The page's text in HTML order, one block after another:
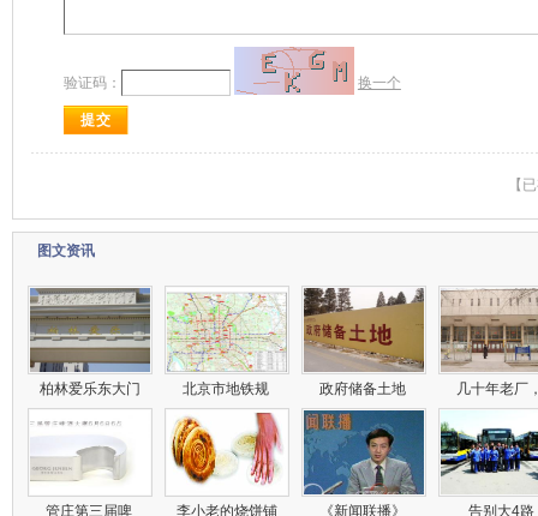
验证码： 换一个
【
图文资讯
柏林爱乐东大门 北京市地铁规 政府储备土地 几十年老厂
管庄第三届啤 李小老的烧饼铺 《新闻联播》 告别大4路